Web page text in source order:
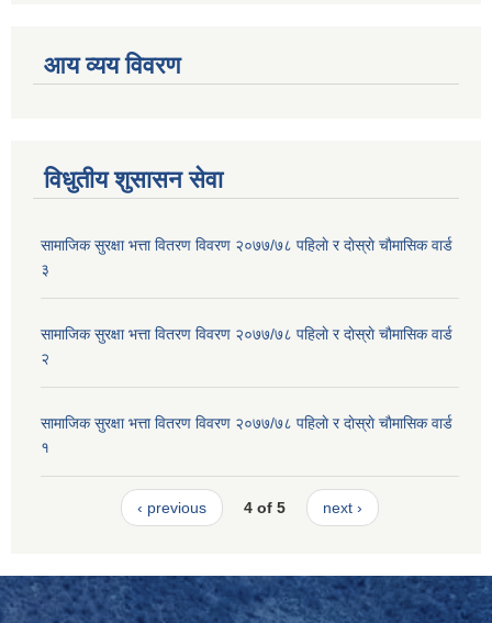
आय व्यय विवरण
विधुतीय शुसासन सेवा
सामाजिक सुरक्षा भत्ता वितरण विवरण २०७७/७८ पहिलाे र दाेस्राे चाैमासिक वार्ड
३
सामाजिक सुरक्षा भत्ता वितरण विवरण २०७७/७८ पहिलाे र दाेस्राे चाैमासिक वार्ड
२
सामाजिक सुरक्षा भत्ता वितरण विवरण २०७७/७८ पहिलाे र दाेस्राे चाैमासिक वार्ड
१
‹ previous 4 of 5 next ›